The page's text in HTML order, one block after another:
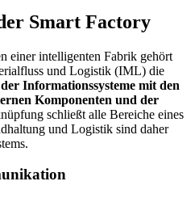
Smart Factory
einer intelligenten Fabrik gehört
und Logistik (IML) die
Informationssysteme mit den
Komponenten und der
schließt alle Bereiche eines
und Logistik sind daher